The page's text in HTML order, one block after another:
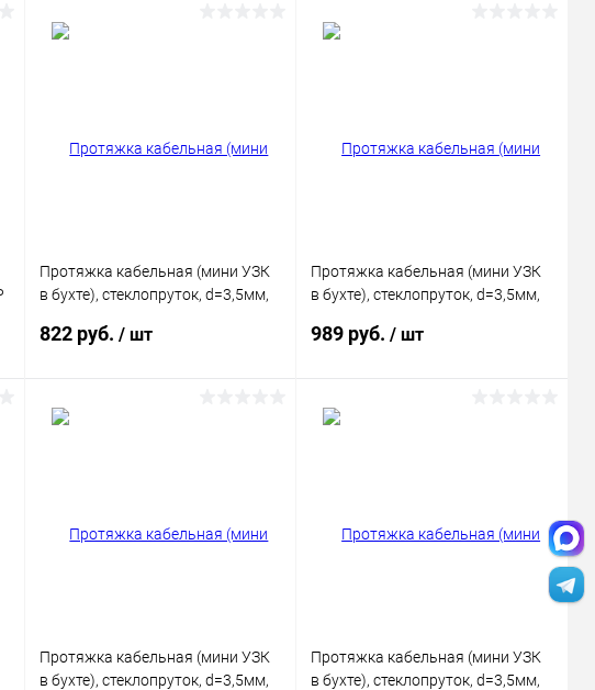
Протяжка кабельная (мини УЗК
в бухте), стеклопруток, d=3,5мм,
822 руб. / шт
Протяжка кабельная (мини УЗК
в бухте), стеклопруток, d=3,5мм,
989 руб./ шт
Протяжка кабельная (мини УЗК
в бухте), стеклопруток, d=3,5мм,
Протяжка кабельная (мини УЗК
в бухте), стеклопруток, d=3,5мм,